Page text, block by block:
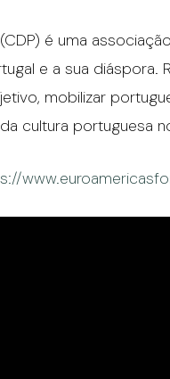
é uma
e a sua
mobilizar
cultura portuguesa